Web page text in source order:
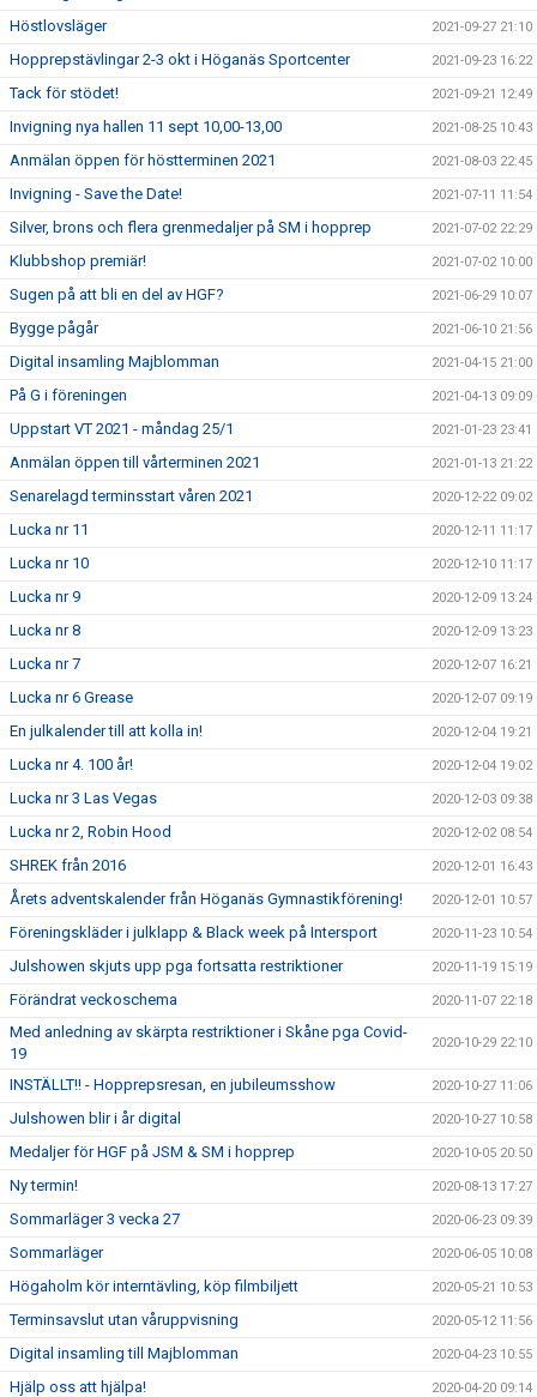
Höstlovsläger 2021-09-27 21:10
Hopprepstävlingar 2-3 okt i Höganäs Sportcenter 2021-09-23 16:22
Tack för stödet! 2021-09-21 12:49
Invigning nya hallen 11 sept 10,00-13,00 2021-08-25 10:43
Anmälan öppen för höstterminen 2021 2021-08-03 22:45
Invigning - Save the Date! 2021-07-11 11:54
Silver, brons och flera grenmedaljer på SM i hopprep 2021-07-02 22:29
Klubbshop premiär! 2021-07-02 10:00
Sugen på att bli en del av HGF? 2021-06-29 10:07
Bygge pågår 2021-06-10 21:56
Digital insamling Majblomman 2021-04-15 21:00
På G i föreningen 2021-04-13 09:09
Uppstart VT 2021 - måndag 25/1 2021-01-23 23:41
Anmälan öppen till vårterminen 2021 2021-01-13 21:22
Senarelagd terminsstart våren 2021 2020-12-22 09:02
Lucka nr 11 2020-12-11 11:17
Lucka nr 10 2020-12-10 11:17
Lucka nr 9 2020-12-09 13:24
Lucka nr 8 2020-12-09 13:23
Lucka nr 7 2020-12-07 16:21
Lucka nr 6 Grease 2020-12-07 09:19
En julkalender till att kolla in! 2020-12-04 19:21
Lucka nr 4. 100 år! 2020-12-04 19:02
Lucka nr 3 Las Vegas 2020-12-03 09:38
Lucka nr 2, Robin Hood 2020-12-02 08:54
SHREK från 2016 2020-12-01 16:43
Årets adventskalender från Höganäs Gymnastikförening! 2020-12-01 10:57
Föreningskläder i julklapp & Black week på Intersport 2020-11-23 10:54
Julshowen skjuts upp pga fortsatta restriktioner 2020-11-19 15:19
Förändrat veckoschema 2020-11-07 22:18
Med anledning av skärpta restriktioner i Skåne pga Covid-
19
2020-10-29 22:10
INSTÄLLT!! - Hopprepsresan, en jubileumsshow 2020-10-27 11:06
Julshowen blir i år digital 2020-10-27 10:58
Medaljer för HGF på JSM & SM i hopprep 2020-10-05 20:50
Ny termin! 2020-08-13 17:27
Sommarläger 3 vecka 27 2020-06-23 09:39
Sommarläger 2020-06-05 10:08
Högaholm kör interntävling, köp filmbiljett 2020-05-21 10:53
Terminsavslut utan våruppvisning 2020-05-12 11:56
Digital insamling till Majblomman 2020-04-23 10:55
Hjälp oss att hjälpa! 2020-04-20 09:14